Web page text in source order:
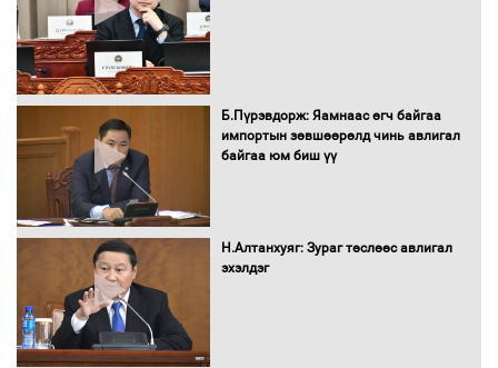
Б.Пүрэвдорж: Яамнаас өгч байгаа
импортын зөвшөөрөлд чинь авлигал
байгаа юм биш үү
Н.Алтанхуяг: Зураг төслөөс авлигал
эхэлдэг